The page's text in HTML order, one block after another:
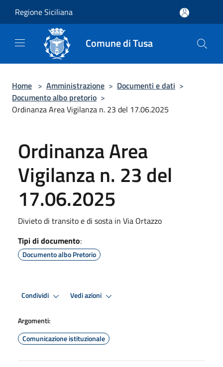
Regione Siciliana
Comune di Tusa
Home > Amministrazione > Documenti e dati >
Documento albo pretorio >
Ordinanza Area Vigilanza n. 23 del 17.06.2025
Ordinanza Area
Vigilanza n. 23 del
17.06.2025
Divieto di transito e di sosta in Via Ortazzo
Tipi di documento:
Documento albo Pretorio
Condividi Vedi azioni
Argomenti:
Comunicazione istituzionale